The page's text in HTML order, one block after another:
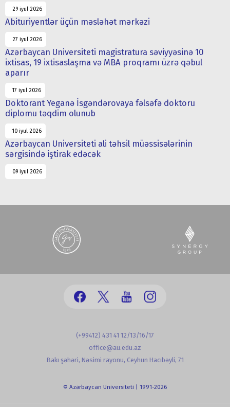
29 iyul 2026
Abituriyentlər üçün məsləhət mərkəzi
27 iyul 2026
Azərbaycan Universiteti magistratura səviyyəsinə 10
ixtisas, 19 ixtisaslaşma və MBA proqramı üzrə qəbul
aparır
17 iyul 2026
Doktorant Yeganə İsgəndərovaya fəlsəfə doktoru
diplomu təqdim olunub
10 iyul 2026
Azərbaycan Universiteti ali təhsil müəssisələrinin
sərgisində iştirak edəcək
09 iyul 2026
(+99412) 431 41 12/13/16/17
office@au.edu.az
Bakı şəhəri, Nəsimi rayonu, Ceyhun Hacıbəyli, 71
© Azərbaycan Universiteti | 1991-2026